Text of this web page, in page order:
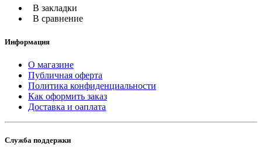
В закладки
В сравнение
Информация
О магазине
Публичная оферта
Политика конфиденциальности
Как оформить заказ
Доставка и оаплата
Служба поддержки